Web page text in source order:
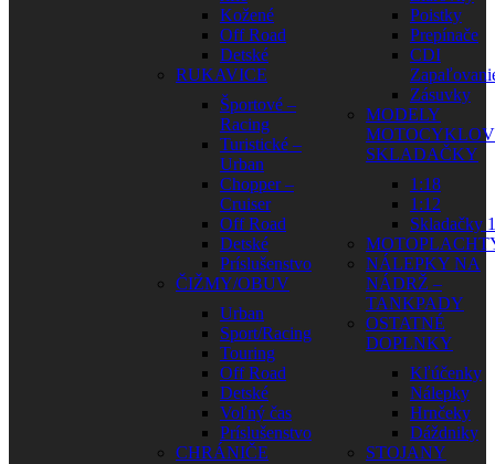
Kožené
Off Road
Detské
RUKAVICE
Športové –
Racing
Turistické –
Urban
Chopper –
Cruiser
Off Road
Detské
Príslušenstvo
ČIŽMY/OBUV
Urban
Sport/Racing
Touring
Off Road
Detské
Voľný čas
Príslušenstvo
CHRÁNIČE
Poistky
Prepínače
CDI
Zásuvky
MODELY
SKLADAČKY
1:18
1:12
Skladačky
NÁLEPKY NA
NÁDRŽ –
TANKPADY
OSTATNÉ
DOPLNKY
Kľúčenky
Nálepky
Hrnčeky
Dáždniky
STOJANY